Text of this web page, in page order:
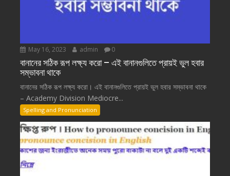
May 16, 2023 admin 0
বানানের সঠিক রূপ লক্ষ্য করো – এই বানানগুলিতে প্রায়ই ভুল হবার
সম্ভাবনা থাকে
বানানের সঠিক রূপ লক্ষ্য করো। এই বানানগুলিতে প্রায়ই ভুল হবার সম্ভাবনা থাকে
– Academy Division Mediocre...
Spelling and Pronunciation